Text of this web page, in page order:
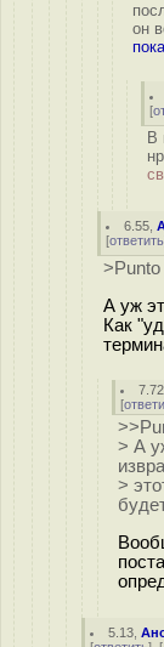
он
[
В
6.55 ,
[ответить
А уж
Как
7.72
[
> А
>
5.13 ,